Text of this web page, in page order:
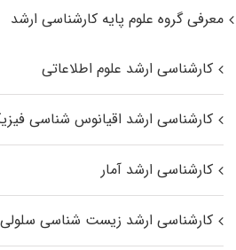
معرفی گروه علوم پایه کارشناسی ارشد
کارشناسی ارشد علوم اطلاعاتی
کارشناسی ارشد اقیانوس‌ شناسی
کارشناسی ارشد آمار
کارشناسی ارشد زیست شناسی سلولی